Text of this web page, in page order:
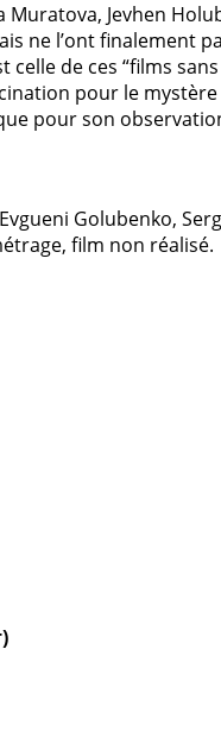
Jevhen
ne l’ont finalement
de ces “films
pour le
pour son
Golubenko,
film non réalisé.